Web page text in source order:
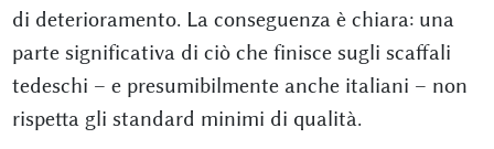
di deterioramento. La conseguenza è chiara: una
parte significativa di ciò che finisce sugli scaffali
tedeschi – e presumibilmente anche italiani – non
rispetta gli standard minimi di qualità.